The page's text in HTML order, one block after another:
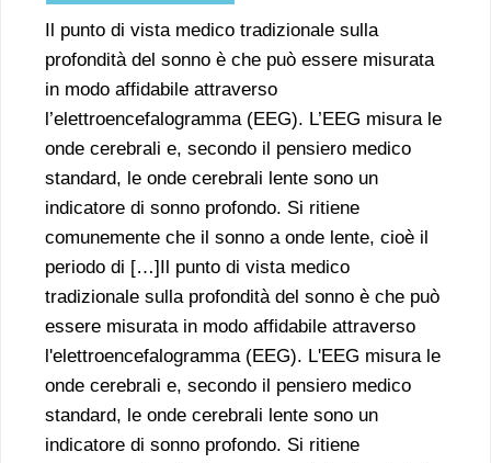
Il punto di vista medico tradizionale sulla
profondità del sonno è che può essere misurata
in modo affidabile attraverso
l’elettroencefalogramma (EEG). L’EEG misura le
onde cerebrali e, secondo il pensiero medico
standard, le onde cerebrali lente sono un
indicatore di sonno profondo. Si ritiene
comunemente che il sonno a onde lente, cioè il
periodo di […]Il punto di vista medico
tradizionale sulla profondità del sonno è che può
essere misurata in modo affidabile attraverso
l'elettroencefalogramma (EEG). L'EEG misura le
onde cerebrali e, secondo il pensiero medico
standard, le onde cerebrali lente sono un
indicatore di sonno profondo. Si ritiene